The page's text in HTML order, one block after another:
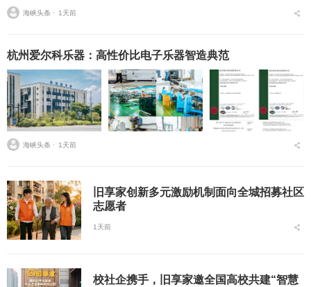
挑战，扎实推进在风险研判、机制创新、技术赋能、实践育人等方面
的路径分析与研...
海峡头条 ⋅ 1天前
杭州爱尔科乐器：高性价比电子乐器智造典范
海峡头条 ⋅ 1天前
旧享家创新多元激励机制面向全城招募社区
志愿者
1天前
校社企携手，旧享家邀全国高校共建“智慧